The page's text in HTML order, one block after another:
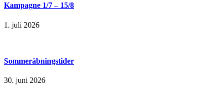
Kampagne 1/7 – 15/8
1. juli 2026
Sommeråbningstider
30. juni 2026